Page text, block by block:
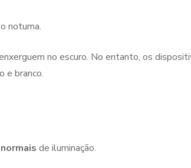
noturna.
no escuro. No entanto, os
e branco.
de iluminação.